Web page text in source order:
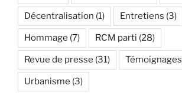
Décentralisation (1) Entretiens (3)
Hommage (7) RCM parti (28)
Revue de presse (31) Témoignages
Urbanisme (3)